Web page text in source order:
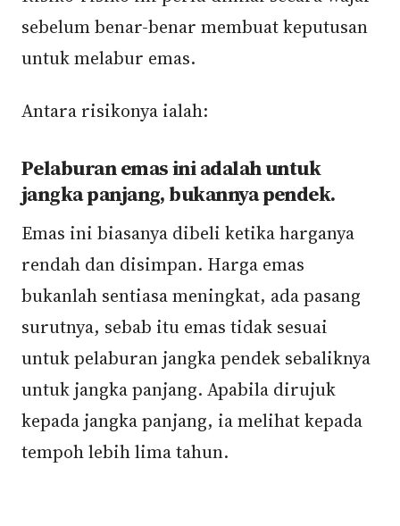
sebelum benar-benar membuat keputusan
untuk melabur emas.
Antara risikonya ialah:
Pelaburan emas ini adalah untuk
jangka panjang, bukannya pendek.
Emas ini biasanya dibeli ketika harganya
rendah dan disimpan. Harga emas
bukanlah sentiasa meningkat, ada pasang
surutnya, sebab itu emas tidak sesuai
untuk pelaburan jangka pendek sebaliknya
untuk jangka panjang. Apabila dirujuk
kepada jangka panjang, ia melihat kepada
tempoh lebih lima tahun.